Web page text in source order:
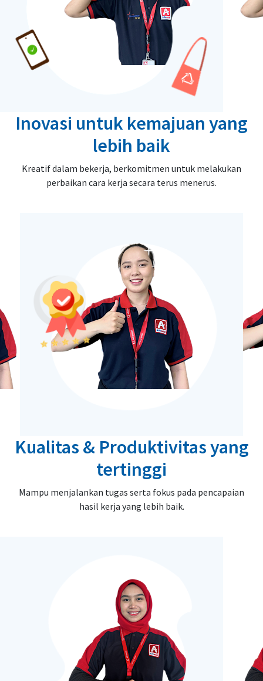
Inovasi untuk kemajuan yang
lebih baik
Kreatif dalam bekerja, berkomitmen untuk melakukan
perbaikan cara kerja secara terus menerus.
Kualitas & Produktivitas yang
tertinggi
Mampu menjalankan tugas serta fokus pada pencapaian
hasil kerja yang lebih baik.